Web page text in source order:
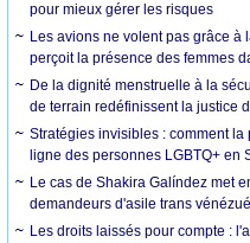
pour mieux gérer les risques
Les avions ne volent pas grâce
perçoit la présence des femmes
De la dignité menstruelle à la
de terrain redéfinissent la justice
Stratégies invisibles : comment
ligne des personnes LGBTQ+ en
Le cas de Shakira Galíndez met
demandeurs d'asile trans
Les droits laissés pour compte :